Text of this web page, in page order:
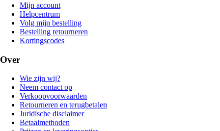
Mijn account
Helpcentrum
Volg mijn bestelling
Bestelling retourneren
Kortingscodes
Over
Wie zijn wij?
Neem contact op
Verkoopvoorwaarden
Retourneren en terugbetalen
Juridische disclaimer
Betaalmethoden